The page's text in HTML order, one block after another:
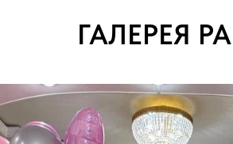
ГАЛЕРЕЯ